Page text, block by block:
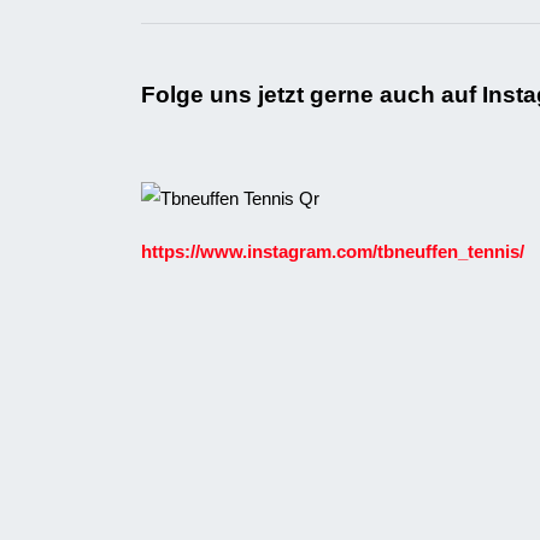
Folge uns jetzt gerne auch auf
https://www.instagram.com/tbneuffen_tennis/